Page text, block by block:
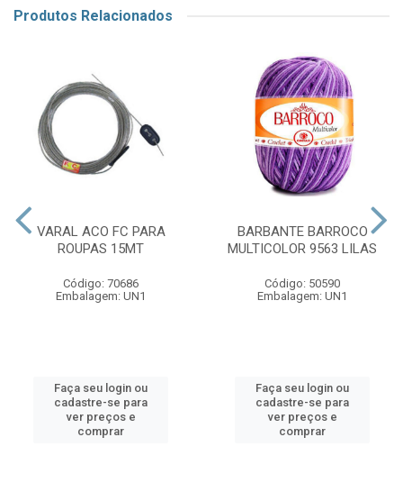
Produtos Relacionados
VARAL ACO FC PARA
ROUPAS 15MT
Código: 70686
Embalagem: UN1
Faça seu login ou
cadastre-se para
ver preços e
comprar
BARBANTE BARROCO
MULTICOLOR 9563 LILAS
Código: 50590
Embalagem: UN1
Faça seu login ou
cadastre-se para
ver preços e
comprar